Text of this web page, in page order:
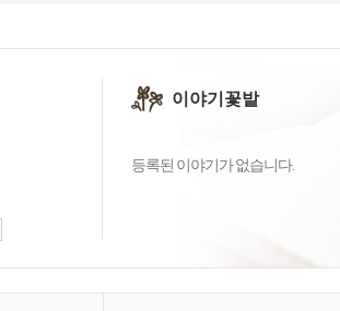
이야기꽃밭
등록된 이야기가 없습니다.